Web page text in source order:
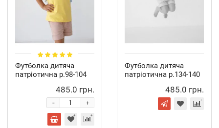
Футболка дитяча
патріотична р.98-104
485.0 грн.
+
-
Футболка дитяча
патріотична р.134-140
485.0 грн.